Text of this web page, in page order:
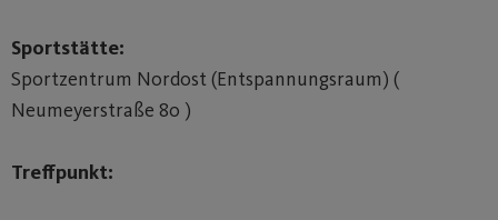
Sportstätte:
Sportzentrum Nordost (Entspannungsraum) (
Neumeyerstraße 80 )
Treffpunkt: